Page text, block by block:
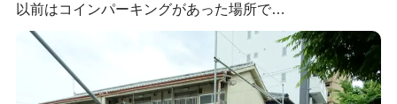
以前はコインパーキングがあった場所で…